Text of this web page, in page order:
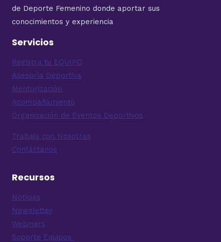
de Deporte Femenino donde aportar sus
conocimientos y experiencia
Servicios
Registra tu EQUIPO
Asesoría Deportiva
Mentorización
Acompañamiento
Organización de Eventos Deportivos
Trabaja con Nosotras
Contáctanos
Recursos
Noticias
Newsletter
Webinars
Soporte Equipos